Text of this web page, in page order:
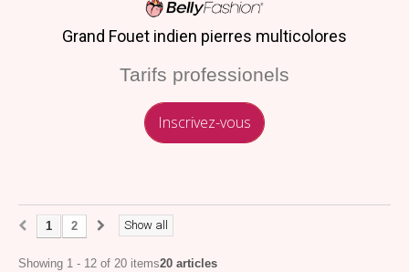
Grand Fouet indien pierres multicolores
Tarifs professionels
Inscrivez-vous
Show all
1 2
Showing 1 - 12 of 20 items20 articles